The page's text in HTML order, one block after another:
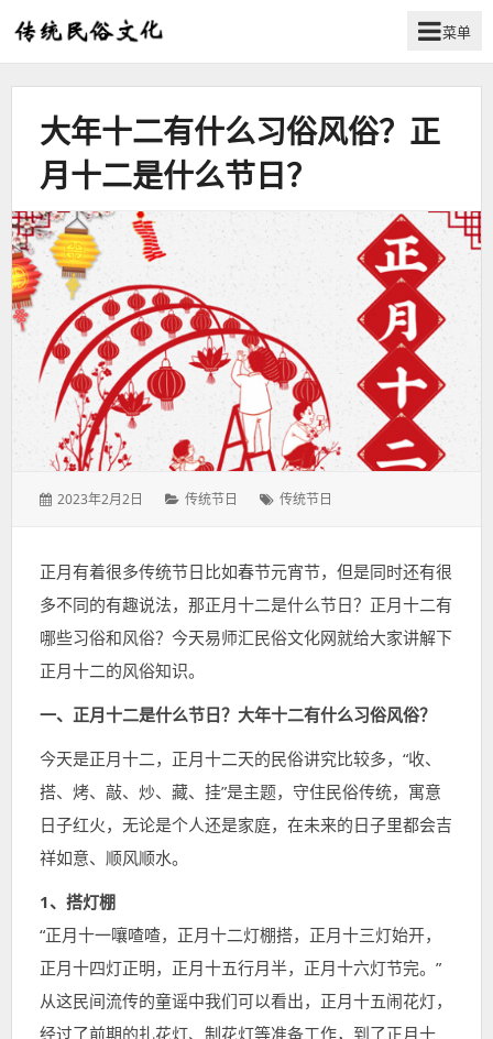
弘
扬
化
菜单
大年十二有什么习俗风俗？正
月十二是什么节日？
发
2023年2月2日
分
传统节日
标
传统节日
正月有着很多传统节日比如春节元宵节，但是同时还有很
多不同的有趣说法，那正月十二是什么节日？正月十二有
哪些习俗和风俗？今天易师汇民俗文化网就给大家讲解下
正月十二的风俗知识。
一、正月十二是什么节日？大年十二有什么习俗风俗？
今天是正月十二，正月十二天的民俗讲究比较多，“收、
搭、烤、敲、炒、藏、挂”是主题，守住民俗传统，寓意
日子红火，无论是个人还是家庭，在未来的日子里都会吉
祥如意、顺风顺水。
1、搭灯棚
“正月十一嚷喳喳，正月十二灯棚搭，正月十三灯始开，
正月十四灯正明，正月十五行月半，正月十六灯节完。”
从这民间流传的童谣中我们可以看出，正月十五闹花灯，
经过了前期的扎花灯、制花灯等准备工作，到了正月十